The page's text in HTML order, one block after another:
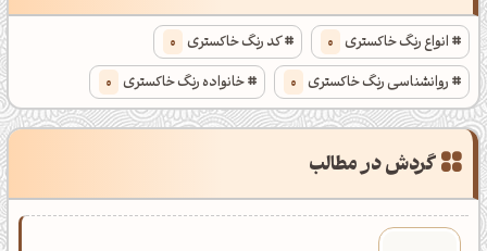
انواع رنگ خاکستری 0 کد رنگ خاکستری 0
روانشناسی رنگ خاکستری 0 خانواده رنگ خاکستری 0
گردش در مطالب